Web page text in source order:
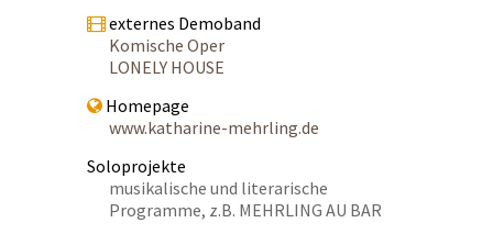
externes Demoband
Komische Oper
LONELY HOUSE
Homepage
www.katharine-mehrling.de
Soloprojekte
musikalische und literarische
Programme, z.B. MEHRLING AU BAR